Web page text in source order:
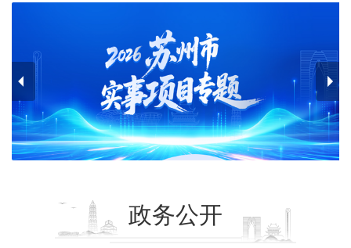
政务公开